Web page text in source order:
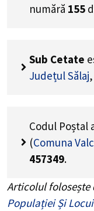
numără 155
Sub Cetate
Județul Sălaj
Codul Poștal
(Comuna
457349.
Articolul folosește
Populației Și